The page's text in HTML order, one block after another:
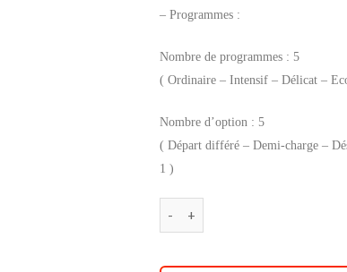
– Programmes :
Nombre de programmes : 5
( Ordinaire – Intensif – Délicat –
Nombre d’option : 5
( Départ différé – Demi-charge –
1 )